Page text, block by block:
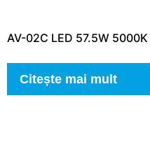
AV-02C LED 57.5W 5000K
Citește mai mult